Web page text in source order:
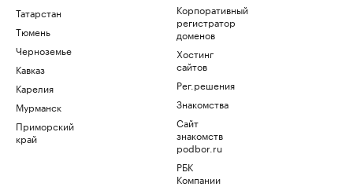
Татарстан
Тюмень
Черноземье
Кавказ
Карелия
Мурманск
Приморский
край
Корпоративный
регистратор
доменов
Хостинг
сайтов
Рег.решения
Знакомства
Сайт
знакомств
podbor.ru
РБК
Компании